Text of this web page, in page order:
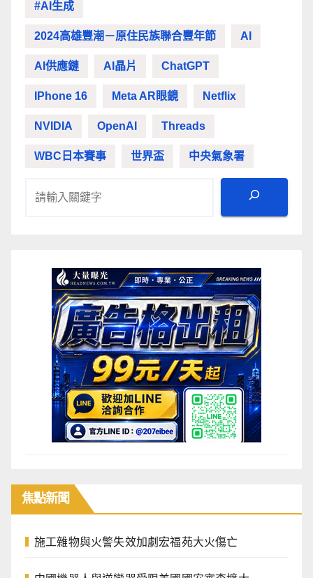
#AI生成
2024高雄豐潮－原住民族聯合豐年節 AI
AI供應鏈 AI晶片 ChatGPT
IPhone 16 Meta AR眼鏡 Netflix
NVIDIA OpenAI Threads
WBC日本賽事 世界盃 中央氣象署
搜尋
焦點新聞
施工雜物與火警失效加劇宏福苑大火傷亡